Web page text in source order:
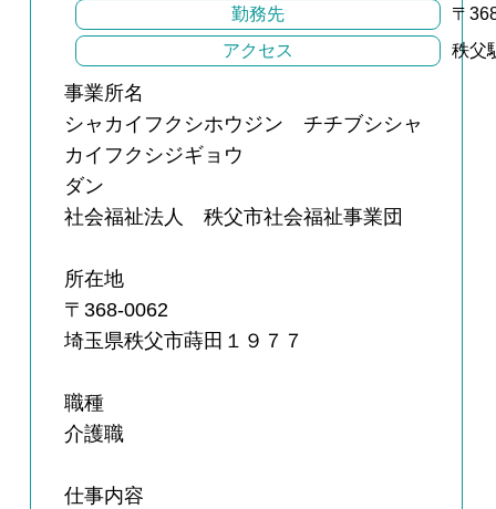
勤務先
〒
アクセス
秩父
事業所名
シャカイフクシホウジン チチブシシャ
カイフクシジギョウ
ダン
社会福祉法人 秩父市社会福祉事業団
所在地
〒368-0062
埼玉県秩父市蒔田１９７７
職種
介護職
仕事内容